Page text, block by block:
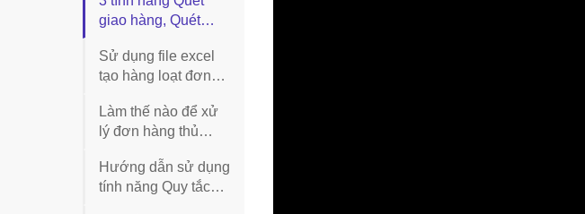
giao hàng, Quét
để in của BigSeller
Sử dụng file excel
tạo hàng loạt đơn
BigSeller
Làm thế nào để xử
lý đơn hàng thủ
Hướng dẫn sử dụng
tính năng Quy tắc